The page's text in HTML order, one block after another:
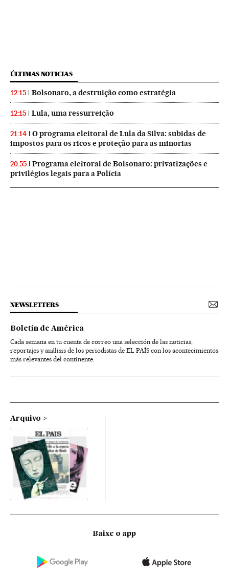
ÚLTIMAS NOTICIAS
12:15 Bolsonaro, a destruição como estratégia
12:15 Lula, uma ressurreição
21:14
O programa eleitoral de Lula da Silva: subidas de
impostos para os ricos e proteção para as minorias
20:55
Programa eleitoral de Bolsonaro: privatizações e
privilégios legais para a Polícia
NEWSLETTERS
Boletín de América
Cada semana en tu cuenta de correo una selección de las noticias,
reportajes y análisis de los periodistas de EL PAÍS con los acontecimientos
más relevantes del continente.
Arquivo
Baixe o app